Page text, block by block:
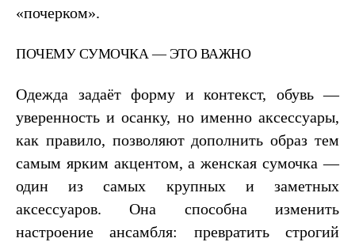
«почерком».
ПОЧЕМУ СУМОЧКА — ЭТО ВАЖНО
Одежда задаёт форму и контекст, обувь —
уверенность и осанку, но именно аксессуары,
как правило, позволяют дополнить образ тем
самым ярким акцентом, а женская сумочка —
один из самых крупных и заметных
аксессуаров. Она способна изменить
настроение ансамбля: превратить строгий